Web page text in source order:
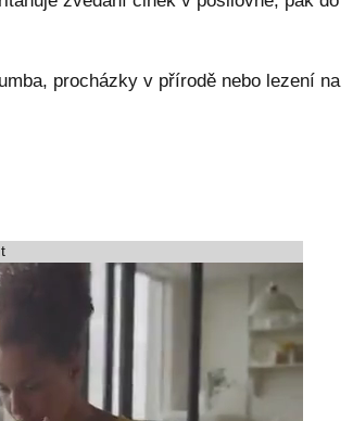
procházky v přírodě nebo lezení na